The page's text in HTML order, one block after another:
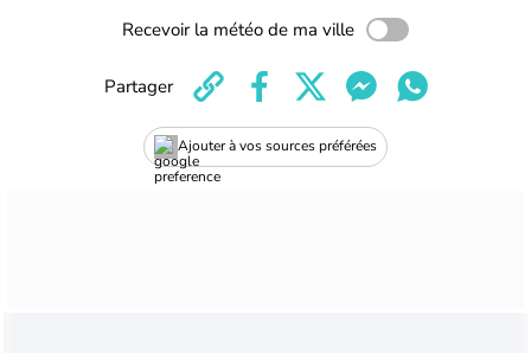
Recevoir la météo de ma ville
Ajouter à vos sources préférées
Partager